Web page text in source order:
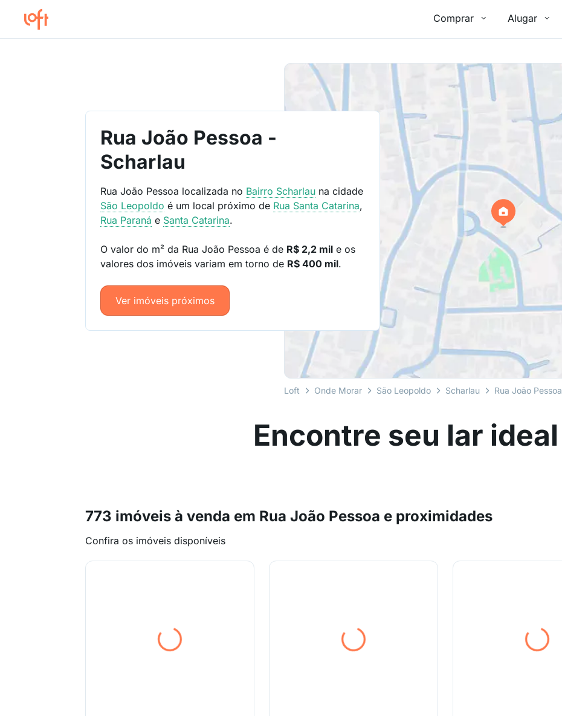
Comprar Alugar
Loft Onde Morar São Leopoldo Scharlau Rua João Pessoa
Rua João Pessoa -
Scharlau
Rua João Pessoa localizada no Bairro Scharlau na cidade
São Leopoldo é um local próximo de Rua Santa Catarina,
Rua Paraná e Santa Catarina.
O valor do m² da Rua João Pessoa é de R$ 2,2 mil e os
valores dos imóveis variam em torno de R$ 400 mil.
Ver imóveis próximos
Encontre seu lar ideal
773 imóveis à venda em Rua João Pessoa e proximidades
Confira os imóveis disponíveis